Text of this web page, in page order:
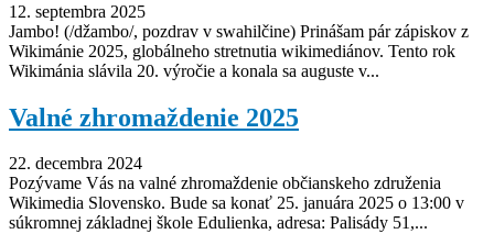
12. septembra 2025
Jambo! (/džambo/, pozdrav v swahilčine) Prinášam pár zápiskov z
Wikimánie 2025, globálneho stretnutia wikimediánov. Tento rok
Wikimánia slávila 20. výročie a konala sa auguste v...
Valné zhromaždenie 2025
22. decembra 2024
Pozývame Vás na valné zhromaždenie občianskeho združenia
Wikimedia Slovensko. Bude sa konať 25. januára 2025 o 13:00 v
súkromnej základnej škole Edulienka, adresa: Palisády 51,...